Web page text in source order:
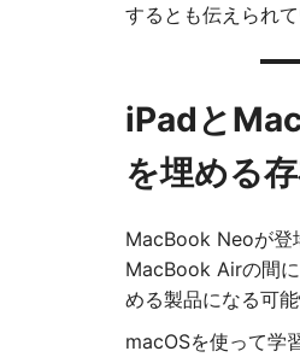
するとも伝えられて
iPadと
を埋める
MacBook Neoが登
MacBook Airの間
める製品になる可能
macOSを使って学